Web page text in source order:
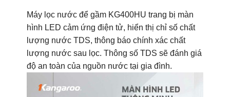
Máy lọc nước để gầm KG400HU trang bị màn
hình LED cảm ứng điện tử, hiển thị chỉ số chất
lượng nước TDS, thông báo chính xác chất
lượng nước sau lọc. Thông số TDS sẽ đánh giá
độ an toàn của nguồn nước tại gia đình.